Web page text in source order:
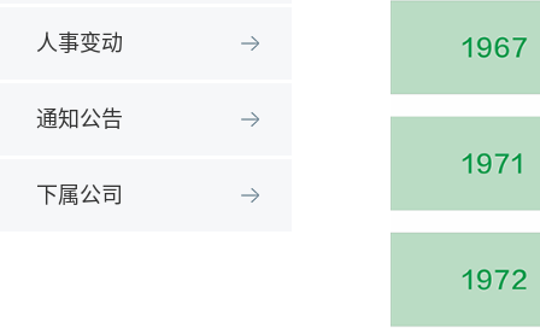
人事变动
通知公告
下属公司